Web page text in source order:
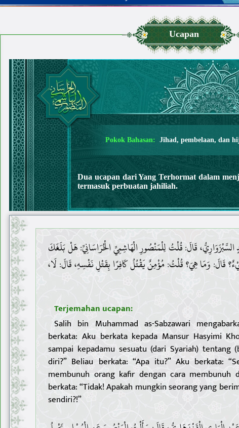
Ucapan
Pokok Bahasan: Jihad, pembelaan, dan
Dua ucapan dari Yang Terhormat dalam
termasuk perbuatan jahiliah.
السَّبْزَوَارِيُّ، قَالَ: قُلْتُ لِلْمَنْصُورِ الْهَاشِمِيِّ الْخُرَاسَانِيِّ: هَلْ بَلَغَكَ
قَالَ: وَمَا هِيَ؟ قُلْتُ: مُؤْمِنٌ يَقْتُلُ كَافِرًا بِقَتْلِ نَفْسِهِ، قَالَ: لَا،
Terjemahan ucapan:
Salih bin Muhammad as-Sabzawari
berkata: Aku berkata kepada Mansur Hasyimi
sampai kepadamu sesuatu (dari Syariah) tentang
diri?” Beliau berkata: “Apa itu?” Aku berkata:
membunuh orang kafir dengan cara membunuh
berkata: “Tidak! Apakah mungkin seorang yang
sendiri?!”